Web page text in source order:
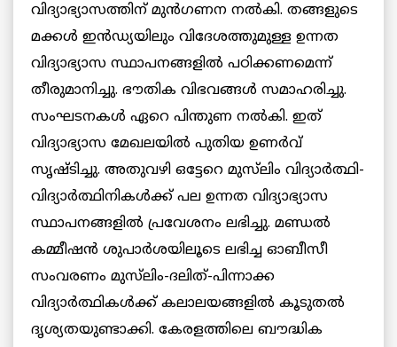
വിദ്യാഭ്യാസത്തിന് മുന്‍ഗണന നല്‍കി. തങ്ങളുടെ
മക്കള്‍ ഇൻഡ്യയിലും വിദേശത്തുമുള്ള ഉന്നത
വിദ്യാഭ്യാസ സ്ഥാപനങ്ങളില്‍ പഠിക്കണമെന്ന്
തീരുമാനിച്ചു. ഭൗതിക വിഭവങ്ങള്‍ സമാഹരിച്ചു.
സംഘടനകള്‍ ഏറെ പിന്തുണ നല്‍കി. ഇത്
വിദ്യാഭ്യാസ മേഖലയില്‍ പുതിയ ഉണര്‍വ്
സൃഷ്ടിച്ചു. അതുവഴി ഒട്ടേറെ മുസ്‌ലിം വിദ്യാർത്ഥി-
വിദ്യാര്‍ത്ഥിനികള്‍ക്ക് പല ഉന്നത വിദ്യാഭ്യാസ
സ്ഥാപനങ്ങളില്‍ പ്രവേശനം ലഭിച്ചു. മണ്ഡല്‍
കമ്മീഷന്‍ ശുപാര്‍ശയിലൂടെ ലഭിച്ച ഓബീസീ
സംവരണം മുസ്‌ലിം-ദലിത്-പിന്നാക്ക
വിദ്യാര്‍ത്ഥികള്‍ക്ക് കലാലയങ്ങളില്‍ കൂടുതൽ
ദൃശ്യതയുണ്ടാക്കി. കേരളത്തിലെ ബൗദ്ധിക